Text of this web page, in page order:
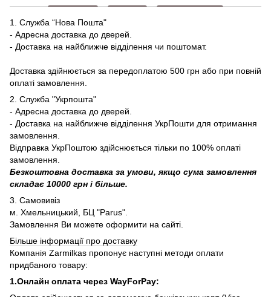
1. Служба “Нова Пошта"
- Адресна доставка до дверей.
- Доставка на найближче відділення чи поштомат.
Доставка здійнюється за передоплатою 500 грн або при повній
оплаті замовлення.
2. Служба "Укрпошта"
- Адресна доставка до дверей.
- Доставка на найближче відділення УкрПошти для отримання
замовлення.
Відправка УкрПоштою здійснюється тільки по 100% оплаті
замовлення.
Безкоштовна доставка за умови, якщо сума замовлення
складає 10000 грн і більше.
3. Самовивіз
м. Хмельницький, БЦ "Parus".
Замовлення Ви можете оформити на сайті.
Більше інформації про доставку
Компанія Zarmilkas пропонує наступні методи оплати
придбаного товару:
1.Онлайн оплата через WayForPay: